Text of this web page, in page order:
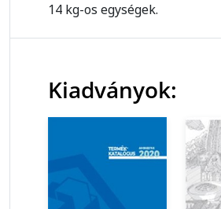
14 kg-os egységek.
Kiadványok: